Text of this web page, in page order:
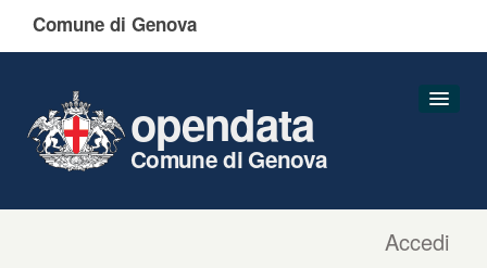
Comune di Genova
Accedi
opendata
Comune di Genova